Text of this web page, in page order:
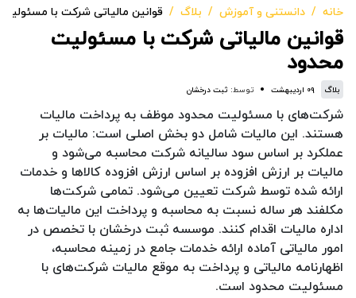
خانه دانستنی و آموزش بلاگ قوانین مالیاتی شرکت با
قوانین مالیاتی شرکت با مسئولیت
محدود
بلاگ ۰۹ اردیبهشت توسط: ثبت درخشان
شرکت‌های با مسئولیت محدود موظف به پرداخت مالیات
هستند. این مالیات شامل دو بخش اصلی است: مالیات بر
عملکرد بر اساس سود سالیانه شرکت محاسبه می‌شود و
مالیات بر ارزش افزوده بر اساس ارزش افزوده کالاها و خدمات
ارائه شده توسط شرکت تعیین می‌شود. تمامی شرکت‌ها
مکلفند هر ساله نسبت به محاسبه و پرداخت این مالیات‌ها به
اداره مالیات اقدام کنند. موسسه ثبت درخشان با تخصص در
امور مالیاتی آماده ارائه خدمات جامع در زمینه محاسبه،
اظهارنامه مالیاتی و پرداخت به موقع مالیات شرکت‌های با
مسئولیت محدود است.